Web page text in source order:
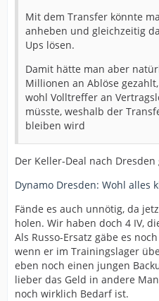
Mit dem Transfer könnte
anheben und gleichzeitig
Ups lösen.
Damit hätte man aber
Millionen an Ablöse
wohl Volltreffer an
müsste, weshalb der
bleiben wird
Der Keller-Deal nach
Dynamo Dresden: Wohl alles
Fände es auch unnötig, da
holen. Wir haben doch 4 IV,
Als Russo-Ersatz gäbe es
wenn er im Trainingslager
eben noch einen jungen
lieber das Geld in andere
noch wirklich Bedarf ist.